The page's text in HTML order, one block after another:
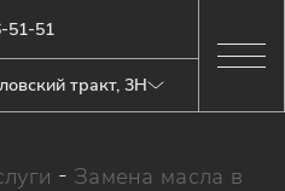
тракт, 3Н
51-51
- Замена масла в